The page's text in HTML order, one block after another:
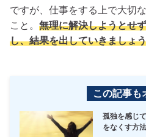
ですが、仕事をする上で大切
こと。 無理に解決しようとせ
し、結果を出していきましょ
この記事も
孤独を感じ
をなくす方